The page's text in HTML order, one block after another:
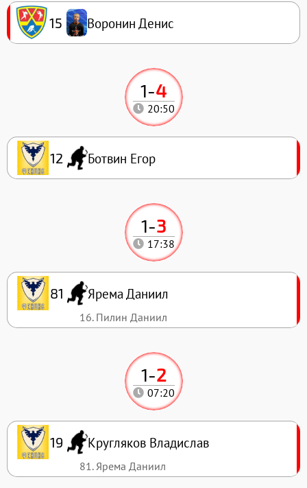
1-2
07:20
19 Кругляков Владислав
81. Ярема Даниил
1-3
17:38
81 Ярема Даниил
16. Пилин Даниил
1-4
20:50
12 Ботвин Егор
15 Воронин Денис